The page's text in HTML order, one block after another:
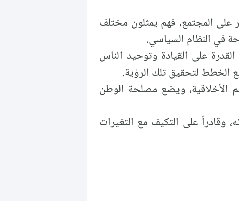
المجتمع، فهم يمثلون مختلف
في النظام السياسي.
على القيادة وتوحيد الناس
الخطط لتحقيق تلك الرؤية.
الأخلاقية، ويضع مصلحة الوطن
وقادراً على التكيف مع التغيرات